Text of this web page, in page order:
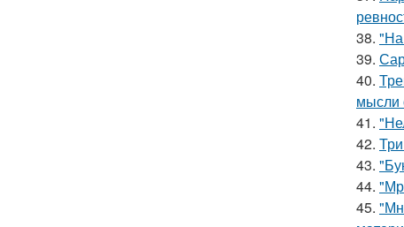
38. "На
39.
40.
мысли
41.
42.
43.
44.
45.